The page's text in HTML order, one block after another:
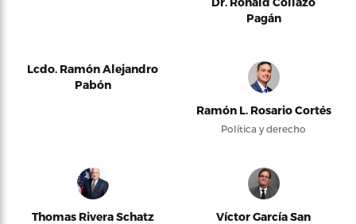
Pagán
Lcdo. Ramón Alejandro
Pabón
Ramón L. Rosario Cortés
Política y derecho
Thomas Rivera Schatz
Víctor García San